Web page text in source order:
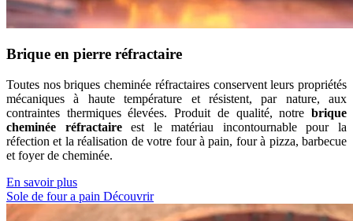
Brique en pierre réfractaire
Toutes nos briques cheminée réfractaires conservent leurs propriétés
mécaniques à haute température et résistent, par nature, aux
contraintes thermiques élevées. Produit de qualité, notre brique
cheminée réfractaireest le matériau incontournable pour la
réfection et la réalisation de votre four à pain, four à pizza, barbecue
et foyer de cheminée.
En savoir plus
Sole de four a pain Découvrir